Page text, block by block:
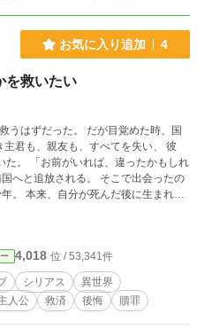
お気に入り追加 4
を救いたい
だが目覚めた時、国
もしれ
れる
だ運命の中で壊れかけていた。 も
を救おうとする物語。
4,018 位 / 53,341件
シリアス
異世界
人公 救済 後悔 贖罪